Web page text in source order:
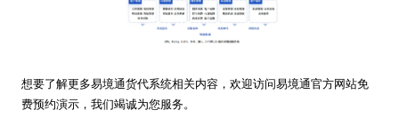
想要了解更多易境通货代系统相关内容，欢迎访问易境通官方网站免
费预约演示，我们竭诚为您服务。